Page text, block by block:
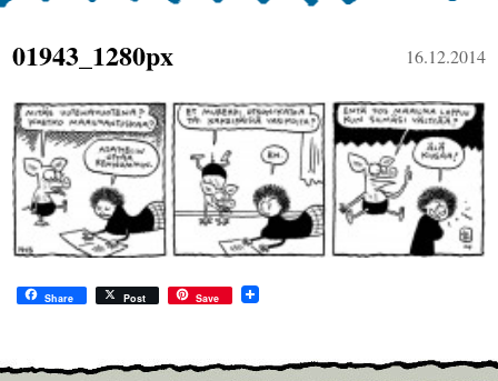
16.12.2014
01943_1280px
Share Post Save